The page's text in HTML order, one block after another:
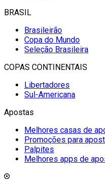
BRASIL
Brasileirão
Copa do Mundo
Seleção Brasileira
COPAS CONTINENTAIS
Libertadores
Sul-Americana
Apostas
Melhores casas de
Promoções para
Palpites
Melhores apps de